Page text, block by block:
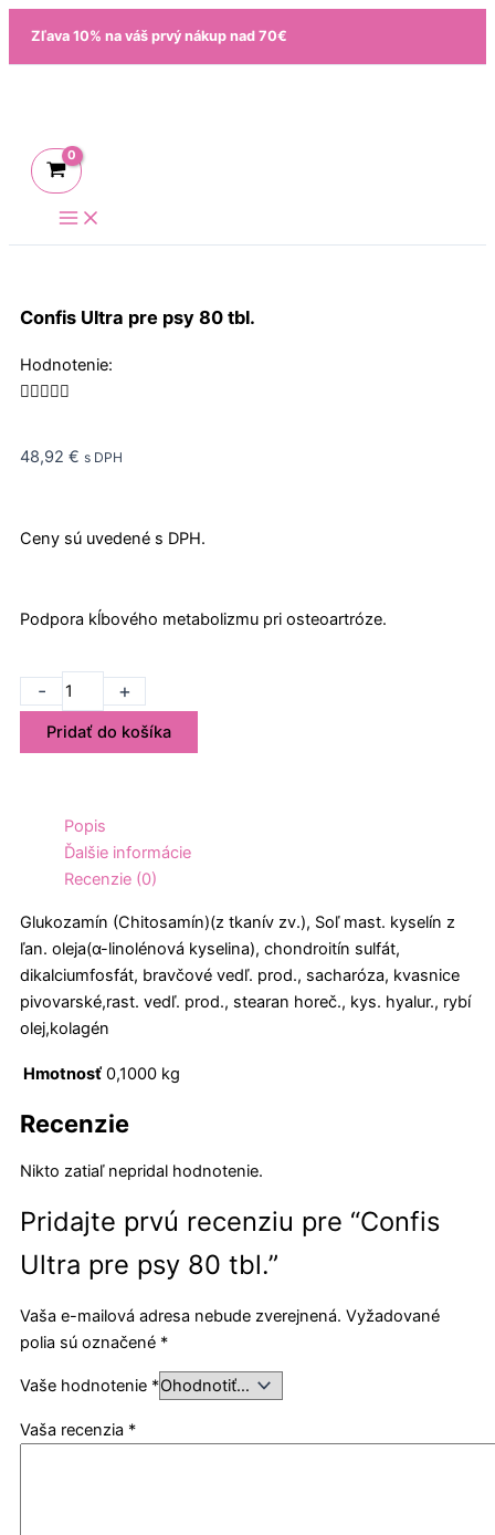
Preskočiť
obsah
Zľava 10% na váš prvý nákup nad 70€
Confis Ultra pre psy 80 tbl.
Hodnotenie:

Rated
48,92 € s DPH
Ceny sú uvedené s DPH.
Podpora kĺbového metabolizmu pri osteoartróze.
-
množstvo
Confis
Ultra
+
Pridať do košíka
Popis
Ďalšie informácie
Recenzie (0)
Glukozamín (Chitosamín)(z tkanív zv.), Soľ mast. kyselín z
ľan. oleja(α-linolénová kyselina), chondroitín sulfát,
dikalciumfosfát, bravčové vedľ. prod., sacharóza, kvasnice
pivovarské,rast. vedľ. prod., stearan horeč., kys. hyalur., rybí
olej,kolagén
Hmotnosť 0,1000 kg
Recenzie
Nikto zatiaľ nepridal hodnotenie.
Pridajte prvú recenziu pre “Confis
Ultra pre psy 80 tbl.”
Vaša e-mailová adresa nebude zverejnená. Vyžadované
polia sú označené *
Vaše hodnotenie *
Vaša recenzia *